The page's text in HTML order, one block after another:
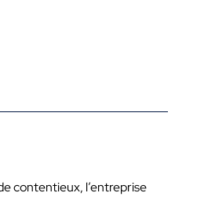
contentieux, l’entreprise